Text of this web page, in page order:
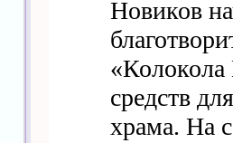
Новиков
средств
храма. На